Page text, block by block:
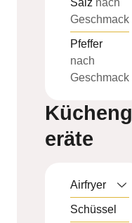
Geschmack
Pfeffer
nach
Geschmack
Kücheng
eräte
Airfryer
Schüssel